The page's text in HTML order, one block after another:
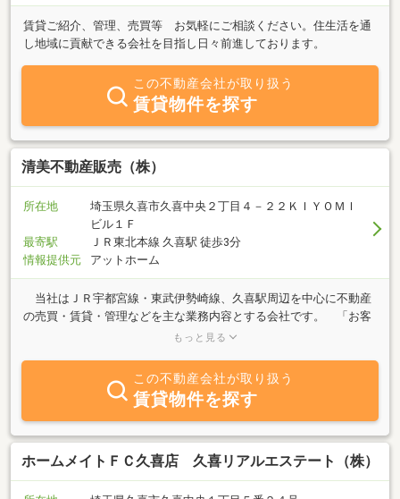
賃貸ご紹介、管理、売買等 お気軽にご相談ください。住生活を通
し地域に貢献できる会社を目指し日々前進しております。
この不動産会社が取り扱う
賃貸物件を探す
清美不動産販売（株）
所在地
埼玉県久喜市久喜中央２丁目４－２２ＫＩＹＯＭＩ
ビル１Ｆ
最寄駅
ＪＲ東北本線 久喜駅 徒歩3分
情報提供元
アットホーム
当社はＪＲ宇都宮線・東武伊勢崎線、久喜駅周辺を中心に不動産
の売買・賃貸・管理などを主な業務内容とする会社です。 「お客
様に思いやりと感謝の気持ち」・「お客様の立場になって」をモッ
もっと見る
この不動産会社が取り扱う
賃貸物件を探す
ホームメイトＦＣ久喜店 久喜リアルエステート（株）